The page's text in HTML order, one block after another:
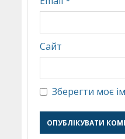
Сайт
Зберегти моє